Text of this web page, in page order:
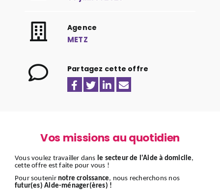
Agence
METZ
Partagez cette offre
Vos missions au quotidien
Vous voulez travailler dans le secteur de l'Aide à domicile,
cette offre est faite pour vous !
Pour soutenir notre croissance, nous recherchons nos
futur(es) Aide-ménager(ères) !